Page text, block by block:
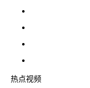
热点视频